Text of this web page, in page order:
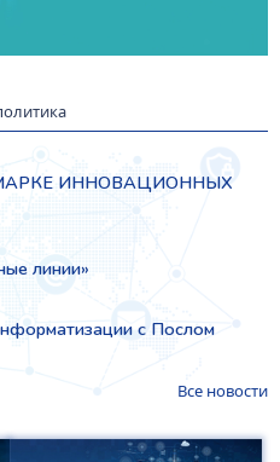
ИННОВАЦИОННЫХ
линии»
с Послом
Все новости